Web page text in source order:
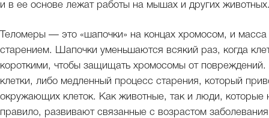
и в ее основе лежат работы на мышах и других
Теломеры — это «шапочки» на концах хромосом, и масса
старением. Шапочки уменьшаются всякий раз, когда
короткими, чтобы защищать хромосомы от
клетки, либо медленный процесс старения, который
окружающих клеток. Как животные, так и люди, которые
правило, развивают связанные с возрастом